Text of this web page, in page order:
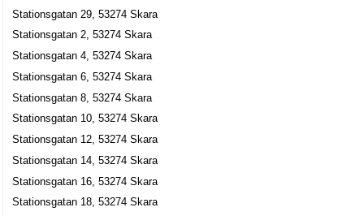
Stationsgatan 29, 53274 Skara
Stationsgatan 2, 53274 Skara
Stationsgatan 4, 53274 Skara
Stationsgatan 6, 53274 Skara
Stationsgatan 8, 53274 Skara
Stationsgatan 10, 53274 Skara
Stationsgatan 12, 53274 Skara
Stationsgatan 14, 53274 Skara
Stationsgatan 16, 53274 Skara
Stationsgatan 18, 53274 Skara